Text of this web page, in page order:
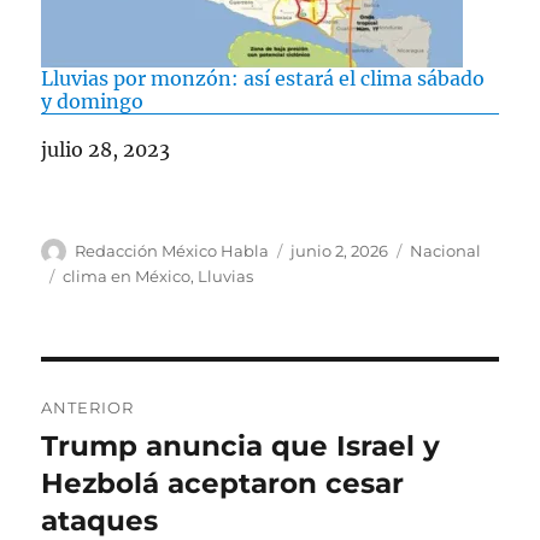
Lluvias por monzón: así estará el clima sábado
y domingo
Fecha
julio 28, 2023
A
u
Redacción México Habla
P
o
e
junio 2, 2026
C
a
Nacional
E
e
a
s
clima en México, Lluvias
a
v
ANTERIOR
E
n
t
Trump anuncia que Israel y
Hezbolá aceptaron cesar
ataques